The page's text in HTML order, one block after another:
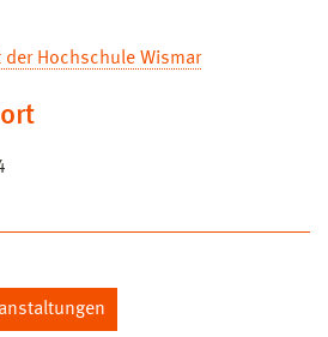
Hochschule Wismar